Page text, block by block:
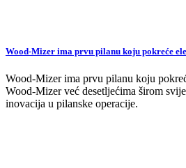
Wood-Mizer ima prvu pilanu koju pokreće
Wood-Mizer ima prvu pilanu koju
Wood-Mizer već desetljećima širom
inovacija u pilanske operacije.